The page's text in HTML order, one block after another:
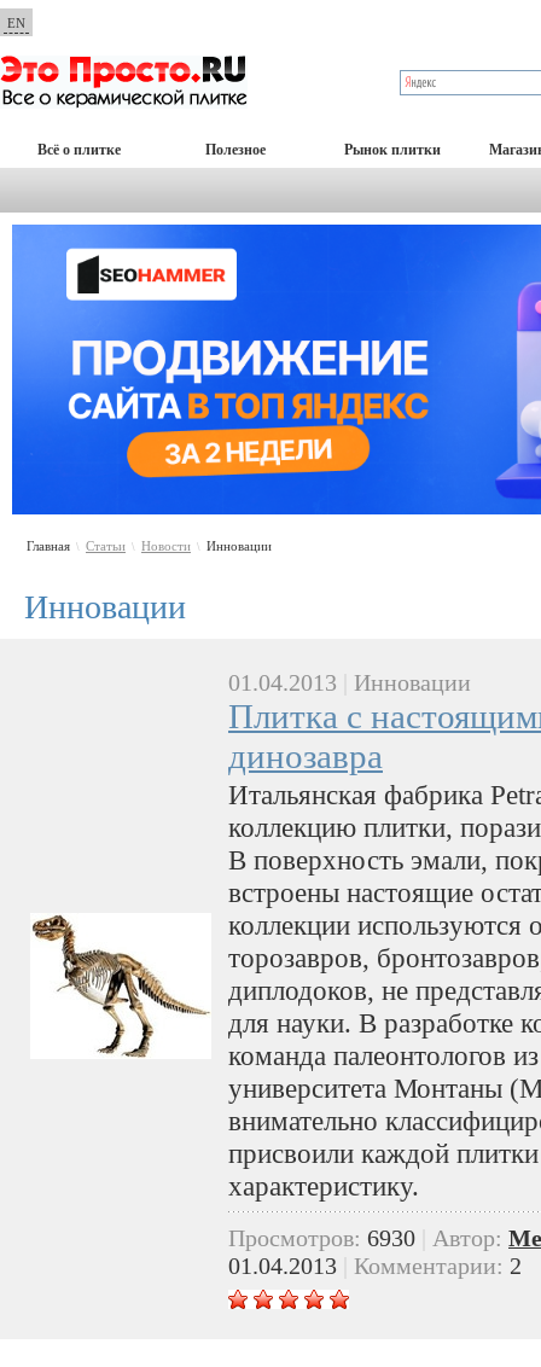
EN
Всё о плитке Полезное Рынок плитки
Главная \ Статьи \ Новости \ Инновации
Инновации
01.04.2013 Инновации
Плитка с
динозавра
Итальянская фабрика
коллекцию плитки,
В поверхность эмали,
встроены настоящие
коллекции используются
торозавров,
диплодоков, не
для науки. В разработке
команда палеонтологов
университета Монтаны
внимательно
присвоили каждой
характеристику.
Просмотров: 6930 Автор:
01.04.2013
Комментарии: 2